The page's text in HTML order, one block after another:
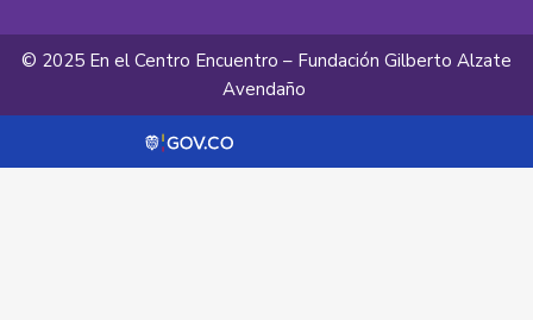
© 2025 En el Centro Encuentro – Fundación Gilberto Alzate
Avendaño